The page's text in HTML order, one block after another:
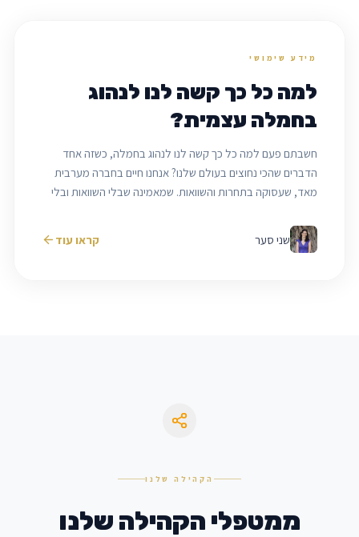
מידע שימושי
למה כל כך קשה לנו לנהוג
בחמלה עצמית?
חשבתם פעם למה כל כך קשה לנו לנהוג בחמלה, כשזה אחד
הדברים שהכי נחוצים בעולם שלנו? אנחנו חיים בחברה מערבית
מאד, שעסוקה בתחרות והשוואות. שמאמינה שבלי השוואות ובלי
שני סער
קראו עוד
הקהילה שלנו
ממטפלי הקהילה שלנו